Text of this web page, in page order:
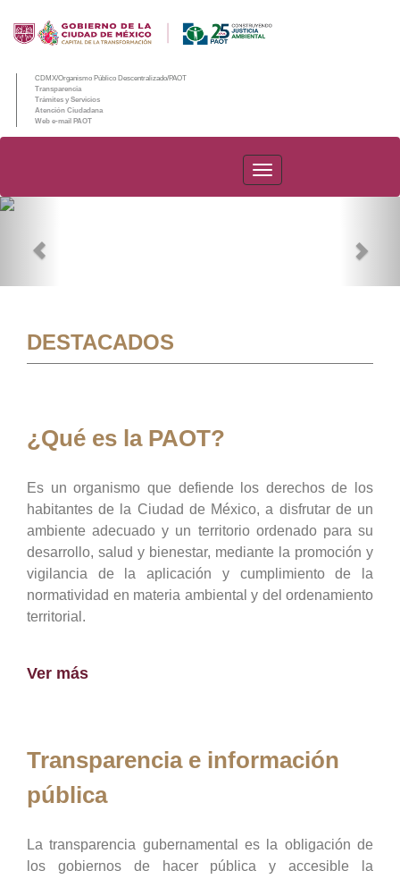
CDMX/Organismo Público Descentralizado/PAOT
Transparencia
Trámites y Servicios
Atención Ciudadana
Web e-mail PAOT
PAOT
DESTACADOS
¿Qué es la PAOT?
Es un organismo que defiende los derechos de los
habitantes de la Ciudad de México, a disfrutar de un
ambiente adecuado y un territorio ordenado para su
desarrollo, salud y bienestar, mediante la promoción y
vigilancia de la aplicación y cumplimiento de la
normatividad en materia ambiental y del ordenamiento
territorial.
Ver más
Transparencia e información
pública
La transparencia gubernamental es la obligación de
los gobiernos de hacer pública y accesible la